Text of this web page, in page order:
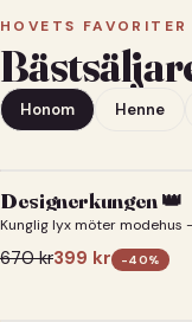
HOVETS FAVORITER
Honom Henne
Designerkungen 👑
Kunglig lyx möter modehus
670kr399 kr -40%